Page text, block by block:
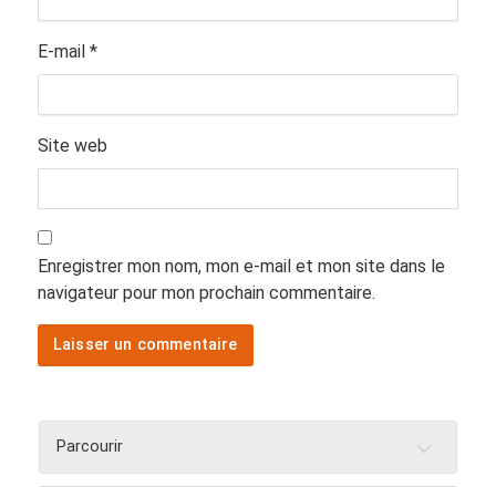
E-mail *
Site web
Enregistrer mon nom, mon e-mail et mon site dans le
navigateur pour mon prochain commentaire.
Parcourir